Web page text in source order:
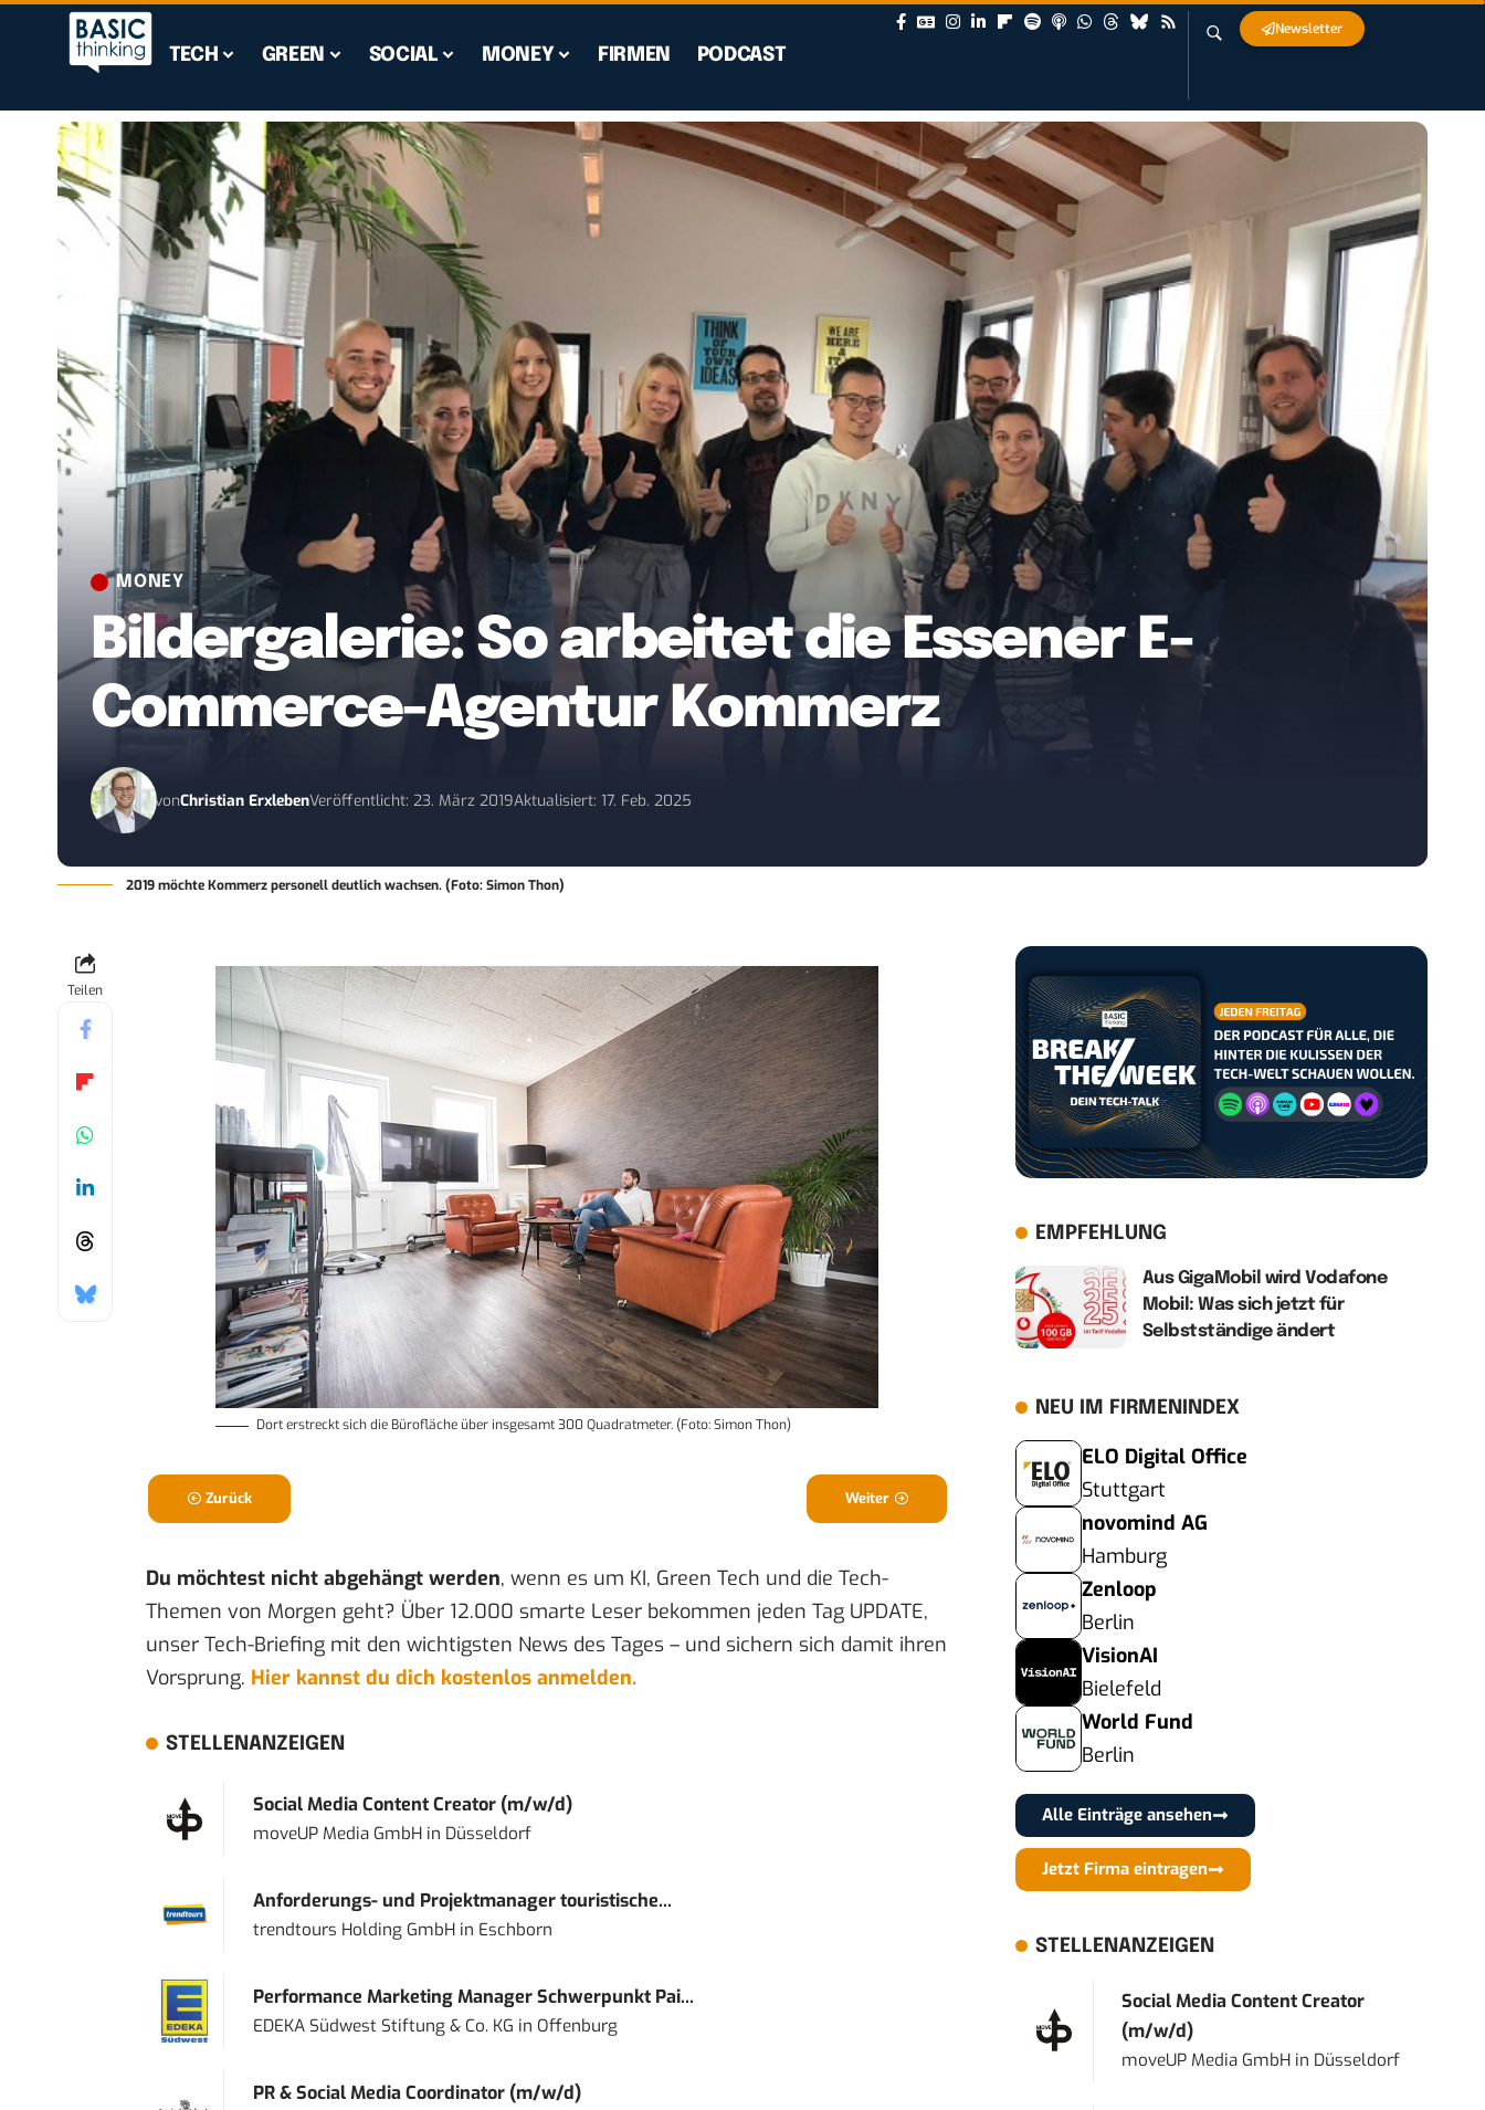
TECH GREEN SOCIAL MONEY FIRMEN PODCAST
Newsletter
MONEY
Bildergalerie: So arbeitet die Essener E-
Commerce-Agentur Kommerz
vonChristian ErxlebenVeröffentlicht: 23. März 2019Aktualisiert: 17. Feb. 2025
2019 möchte Kommerz personell deutlich wachsen. (Foto: Simon Thon)
Teilen
Dort erstreckt sich die Bürofläche über insgesamt 300 Quadratmeter. (Foto: Simon Thon)
Zurück Weiter
Du möchtest nicht abgehängt werden, wenn es um KI, Green Tech und die Tech-
Themen von Morgen geht? Über 12.000 smarte Leser bekommen jeden Tag UPDATE,
unser Tech-Briefing mit den wichtigsten News des Tages – und sichern sich damit ihren
Vorsprung. Hier kannst du dich kostenlos anmelden.
STELLENANZEIGEN
Social Media Content Creator (m/w/d)
moveUP Media GmbHin Düsseldorf
Anforderungs- und Projektmanager touristische...
trendtours Holding GmbHin Eschborn
Performance Marketing Manager Schwerpunkt Pai...
EDEKA Südwest Stiftung & Co. KG in Offenburg
PR & Social Media Coordinator (m/w/d)
EMPFEHLUNG
Aus GigaMobil wird Vodafone
Mobil: Was sich jetzt für
Selbstständige ändert
NEU IM FIRMENINDEX
ELO Digital Office
Stuttgart
novomind AG
Hamburg
Zenloop
Berlin
VisionAI
Bielefeld
World Fund
Berlin
Alle Einträge ansehen
Jetzt Firma eintragen
STELLENANZEIGEN
Social Media Content Creator
(m/w/d)
moveUP Media GmbH in Düsseldorf